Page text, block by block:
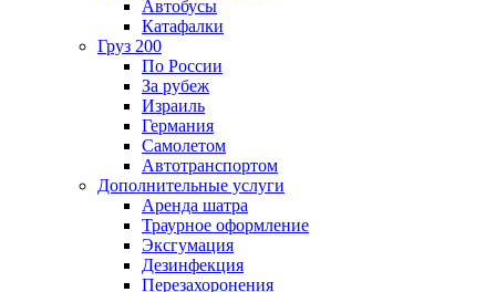
Автобусы
Катафалки
Груз 200
По России
За рубеж
Израиль
Германия
Самолетом
Автотранспортом
Дополнительные услуги
Аренда шатра
Траурное оформление
Эксгумация
Дезинфекция
Перезахоронения